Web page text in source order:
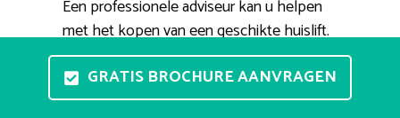
Een professionele adviseur kan u helpen
met het kopen van een geschikte huislift.
Voorts bestaat de mogelijkheid voor een
thuisdemonstratie. Een medewerker komt
dan bij u thuis om de trap op te meten, de
GRATIS BROCHURE AANVRAGEN